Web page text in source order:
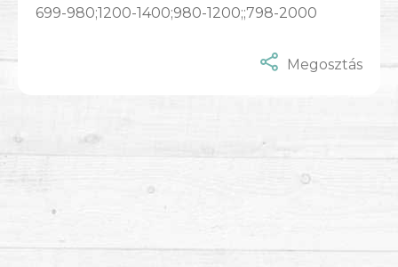
699-980;1200-1400;980-1200;;798-2000
Megosztás